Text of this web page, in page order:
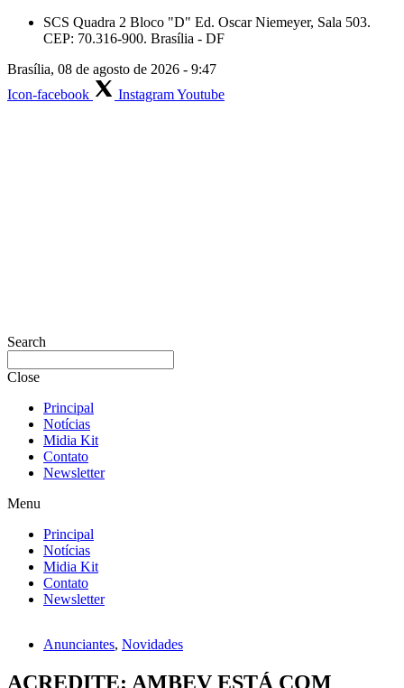
Skip
SCS Quadra 2 Bloco "D" Ed. Oscar Niemeyer, Sala 503.
CEP: 70.316-900. Brasília - DF
Brasília, 08 de agosto de 2026 - 9:47
Icon-facebook
InstagramYoutube
Search
Close
Principal
Notícias
Midia Kit
Contato
Newsletter
Menu
Principal
Notícias
Midia Kit
Contato
Newsletter
Anunciantes, Novidades
ACREDITE: AMBEV ESTÁ COM